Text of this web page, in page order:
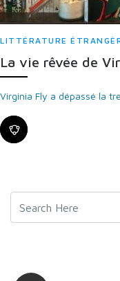
LITTÉRATURE
La vie rêvée de
Virginia Fly a dépassé la